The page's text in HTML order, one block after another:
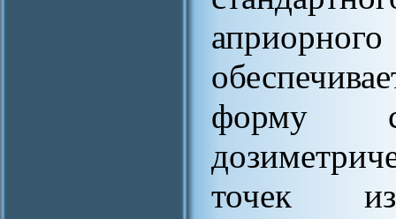
форму
точек